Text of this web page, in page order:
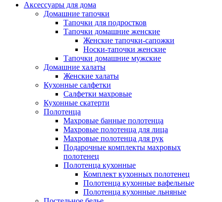
Аксессуары для дома
Домашние тапочки
Тапочки для подростков
Тапочки домашние женские
Женские тапочки-сапожки
Носки-тапочки женские
Тапочки домашние мужские
Домашние халаты
Женские халаты
Кухонные салфетки
Салфетки махровые
Кухонные скатерти
Полотенца
Махровые банные полотенца
Махровые полотенца для лица
Махровые полотенца для рук
Подарочные комплекты махровых
полотенец
Полотенца кухонные
Комплект кухонных полотенец
Полотенца кухонные вафельные
Полотенца кухонные льняные